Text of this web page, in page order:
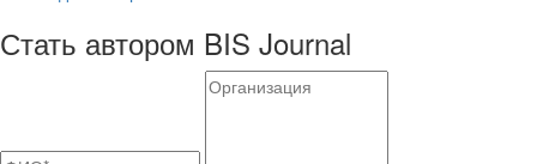
Стать автором BIS Journal